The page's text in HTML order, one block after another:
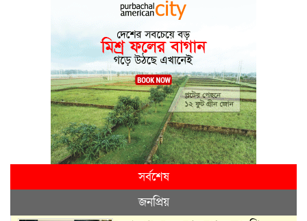
সর্বশেষ
জনপ্রিয়